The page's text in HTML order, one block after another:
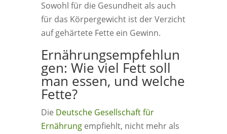
Sowohl für die Gesundheit als auch
für das Körpergewicht ist der Verzicht
auf gehärtete Fette ein Gewinn.
Ernährungsempfehlun
gen: Wie viel Fett soll
man essen, und welche
Fette?
Die Deutsche Gesellschaft für
Ernährungempfiehlt, nicht mehr als